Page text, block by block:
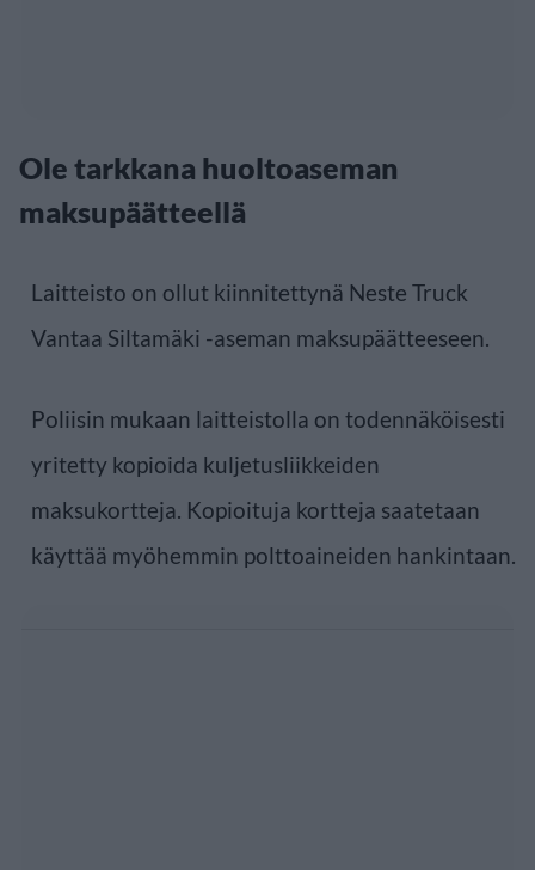
Ole tarkkana huoltoaseman
maksupäätteellä
Laitteisto on ollut kiinnitettynä Neste Truck
Vantaa Siltamäki -aseman maksupäätteeseen.
Poliisin mukaan laitteistolla on todennäköisesti
yritetty kopioida kuljetusliikkeiden
maksukortteja. Kopioituja kortteja saatetaan
käyttää myöhemmin polttoaineiden hankintaan.